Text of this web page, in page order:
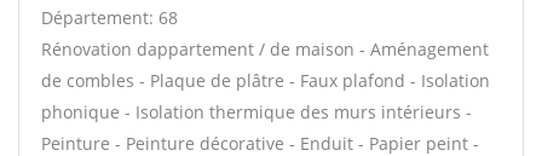
Département: 68
Rénovation dappartement / de maison - Aménagement
de combles - Plaque de plâtre - Faux plafond - Isolation
phonique - Isolation thermique des murs intérieurs -
Peinture - Peinture décorative - Enduit - Papier peint -